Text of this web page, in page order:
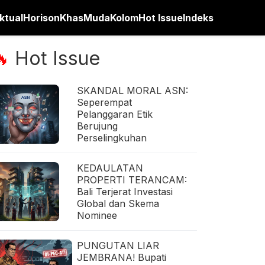
HorisonKhasMudaKolomHot IssueIndeks
Hot Issue
SKANDAL MORAL ASN:
Seperempat
Pelanggaran Etik
Berujung
Perselingkuhan
KEDAULATAN
PROPERTI TERANCAM:
Bali Terjerat Investasi
Global dan Skema
Nominee
PUNGUTAN LIAR
JEMBRANA! Bupati